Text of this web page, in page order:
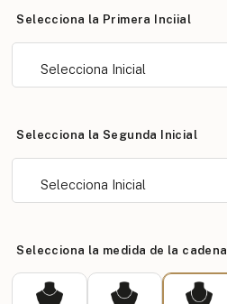
Selecciona la Primera Inciial
Selecciona la Segunda Inicial
Selecciona la medida de la cadena